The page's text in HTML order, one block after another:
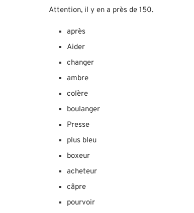
Attention, il y en a près de 150.
après
Aider
changer
ambre
colère
boulanger
Presse
plus bleu
boxeur
acheteur
câpre
pourvoir